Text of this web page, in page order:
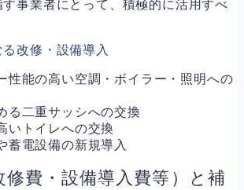
事業者にとって、積極的に活用すべ
改修・設備導入
性能の高い空調・ボイラー・照明への
る二重サッシへの交換
いトイレへの交換
蓄電設備の新規導入
修費・設備導入費等）と補